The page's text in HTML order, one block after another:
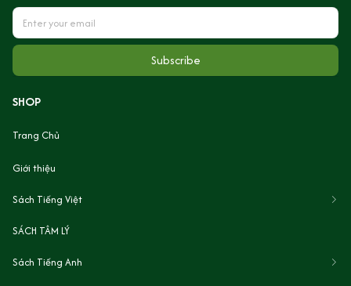
Subscribe
SHOP
Trang Chủ
Giới thiệu
Sách Tiếng Việt
SÁCH TÂM LÝ
Sách Tiếng Anh